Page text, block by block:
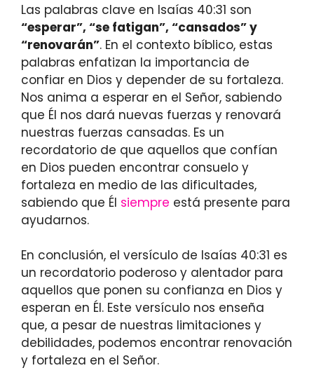
Las palabras clave en Isaías 40:31 son
“esperar”, “se fatigan”, “cansados” y
“renovarán”. En el contexto bíblico, estas
palabras enfatizan la importancia de
confiar en Dios y depender de su fortaleza.
Nos anima a esperar en el Señor, sabiendo
que Él nos dará nuevas fuerzas y renovará
nuestras fuerzas cansadas. Es un
recordatorio de que aquellos que confían
en Dios pueden encontrar consuelo y
fortaleza en medio de las dificultades,
sabiendo que Él siempre está presente para
ayudarnos.
En conclusión, el versículo de Isaías 40:31 es
un recordatorio poderoso y alentador para
aquellos que ponen su confianza en Dios y
esperan en Él. Este versículo nos enseña
que, a pesar de nuestras limitaciones y
debilidades, podemos encontrar renovación
y fortaleza en el Señor.